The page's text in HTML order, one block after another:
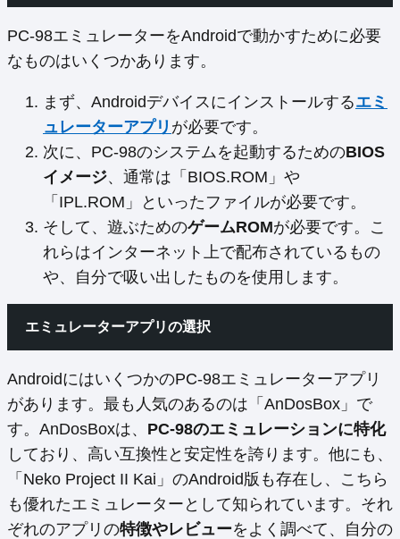
PC-98エミュレーターをAndroidで動かすために必要
なものはいくつかあります。
まず、Androidデバイスにインストールするエミ
ュレーターアプリ が必要です。
次に、PC-98のシステムを起動するためのBIOS
イメージ、通常は「BIOS.ROM」や
「IPL.ROM」といったファイルが必要です。
そして、遊ぶためのゲームROMが必要です。こ
れらはインターネット上で配布されているもの
や、自分で吸い出したものを使用します。
エミュレーターアプリの選択
AndroidにはいくつかのPC-98エミュレーターアプリ
があります。最も人気のあるのは「AnDosBox」で
す。AnDosBoxは、 PC-98のエミュレーションに特化
しており、高い互換性と安定性を誇ります。他にも、
「Neko Project II Kai」のAndroid版も存在し、こちら
も優れたエミュレーターとして知られています。それ
ぞれのアプリの特徴やレビューをよく調べて、自分の